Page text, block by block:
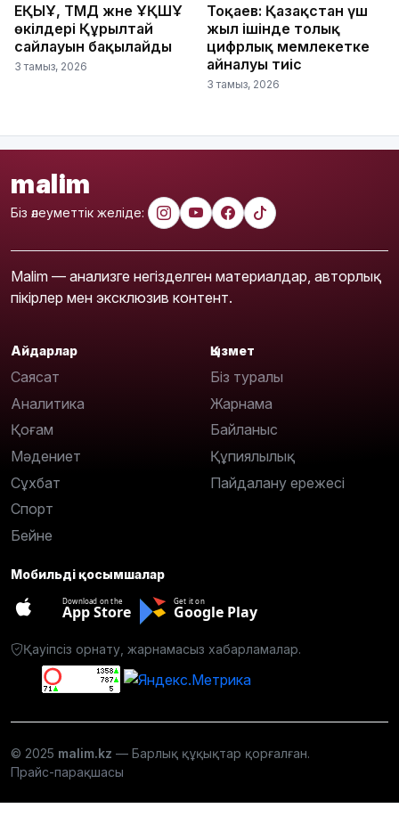
ЕҚЫҰ, ТМД және ҰҚШҰ
өкілдері Құрылтай
сайлауын бақылайды
3 тамыз, 2026
Тоқаев: Қазақстан үш
жыл ішінде толық
цифрлық мемлекетке
айналуы тиіс
3 тамыз, 2026
malim
Біз әлеуметтік желіде:
Malim — анализге негізделген материалдар, авторлық
пікірлер мен эксклюзив контент.
Айдарлар
Саясат
Аналитика
Қоғам
Мәдениет
Сұхбат
Спорт
Бейне
Қызмет
Біз туралы
Жарнама
Байланыс
Құпиялылық
Пайдалану ережесі
Мобильді қосымшалар
Download on the
App Store
Get it on
Google Play
Қауіпсіз орнату, жарнамасыз хабарламалар.
© 2025 malim.kz — Барлық құқықтар қорғалған.
Прайс-парақшасы